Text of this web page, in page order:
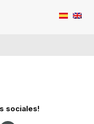
sociales!